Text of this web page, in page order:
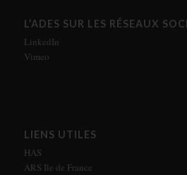
L’ADES SUR LES RÉSEAUX
LinkedIn
Vimeo
LIENS UTILES
HAS
ARS Ile de France